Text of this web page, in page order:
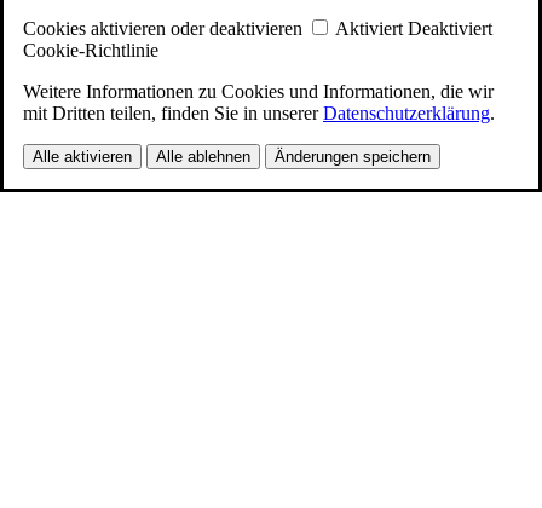
Cookies aktivieren oder deaktivieren Aktiviert Deaktiviert
Cookie-Richtlinie
Weitere Informationen zu Cookies und Informationen, die wir
mit Dritten teilen, finden Sie in unsererDatenschutzerklärung.
Alle aktivieren Alle ablehnen Änderungen speichern